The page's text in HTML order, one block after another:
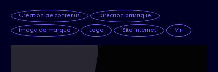
Création de contenus Direction artistique
Image de marque Logo Site internet Vin